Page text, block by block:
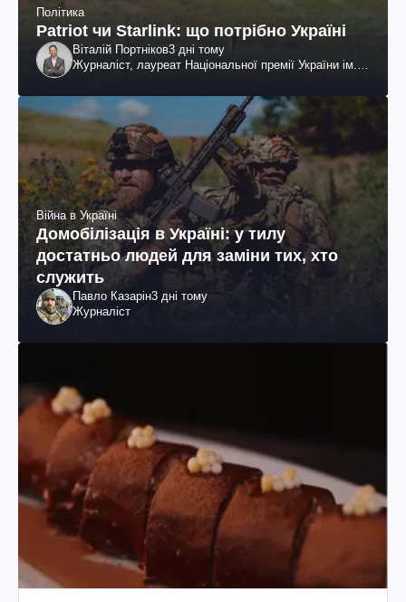
Політика
Patriot чи Starlink: що потрібно Україні
Віталій Портніков3 дні тому
Журналіст, лауреат Національної премії України ім.
Війна в Україні
Домобілізація в Україні: у тилу
достатньо людей для заміни тих, хто
служить
Павло Казарін3 дні тому
Журналіст